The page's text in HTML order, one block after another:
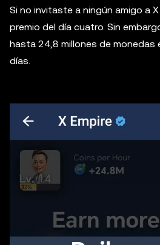
Si no invitaste a ningún amigo a
premio del día cuatro. Sin
hasta 24,8 millones de monedas
días.